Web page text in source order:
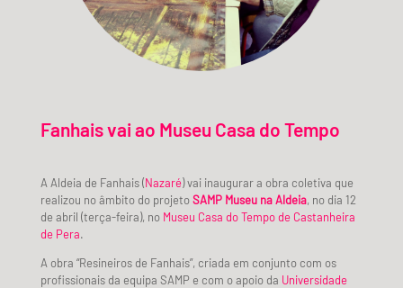
Fanhais vai ao Museu Casa do Tempo
A Aldeia de Fanhais (Nazaré) vai inaugurar a obra coletiva que
realizou no âmbito do projetoSAMP Museu na Aldeia, no dia 12
de abril (terça-feira), no Museu Casa do Tempo de Castanheira
de Pera.
A obra “Resineiros de Fanhais”, criada em conjunto com os
profissionais da equipa SAMP e com o apoio da Universidade